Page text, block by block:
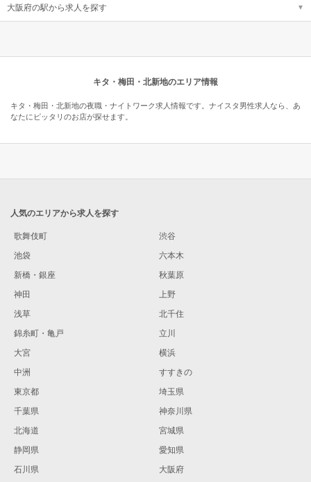
大阪府の駅から求人を探す
キタ・梅田・北新地のエリア情報
キタ・梅田・北新地の夜職・ナイトワーク求人情報です。ナイスタ男性求人なら、あ
なたにピッタリのお店が探せます。
人気のエリアから求人を探す
歌舞伎町
渋谷
池袋
六本木
新橋・銀座
秋葉原
神田
上野
浅草
北千住
錦糸町・亀戸
立川
大宮
横浜
中洲
すすきの
東京都
埼玉県
千葉県
神奈川県
北海道
宮城県
静岡県
愛知県
石川県
大阪府